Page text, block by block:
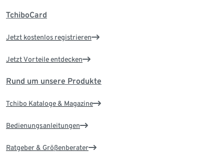
TchiboCard
Jetzt kostenlos registrieren
Jetzt Vorteile entdecken
Rund um unsere Produkte
Tchibo Kataloge & Magazine
Bedienungsanleitungen
Ratgeber & Größenberater